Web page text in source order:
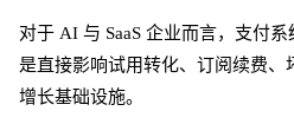
对于 AI 与 SaaS 企业而言，支付
是直接影响试用转化、订阅续费、
增长基础设施。